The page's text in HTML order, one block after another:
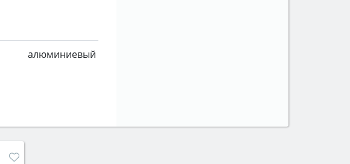
алюминиевый